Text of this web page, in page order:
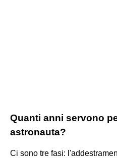
Quanti anni servono
astronauta?
Ci sono tre fasi: